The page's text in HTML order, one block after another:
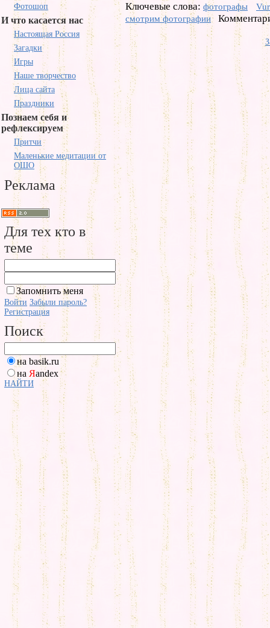
Фотошоп
И что касается нас
Настоящая Россия
Загадки
Игры
Наше творчество
Лица сайта
Праздники
Познаем себя и
рефлексируем
Притчи
Маленькие медитации от
ОШО
Реклама
Для тех кто в
теме
Запомнить меня
Войти Забыли пароль?
Регистрация
Поиск
на basik.ru
на Яandex
НАЙТИ
Ключевые слова: фотографы
смотрим фотографии